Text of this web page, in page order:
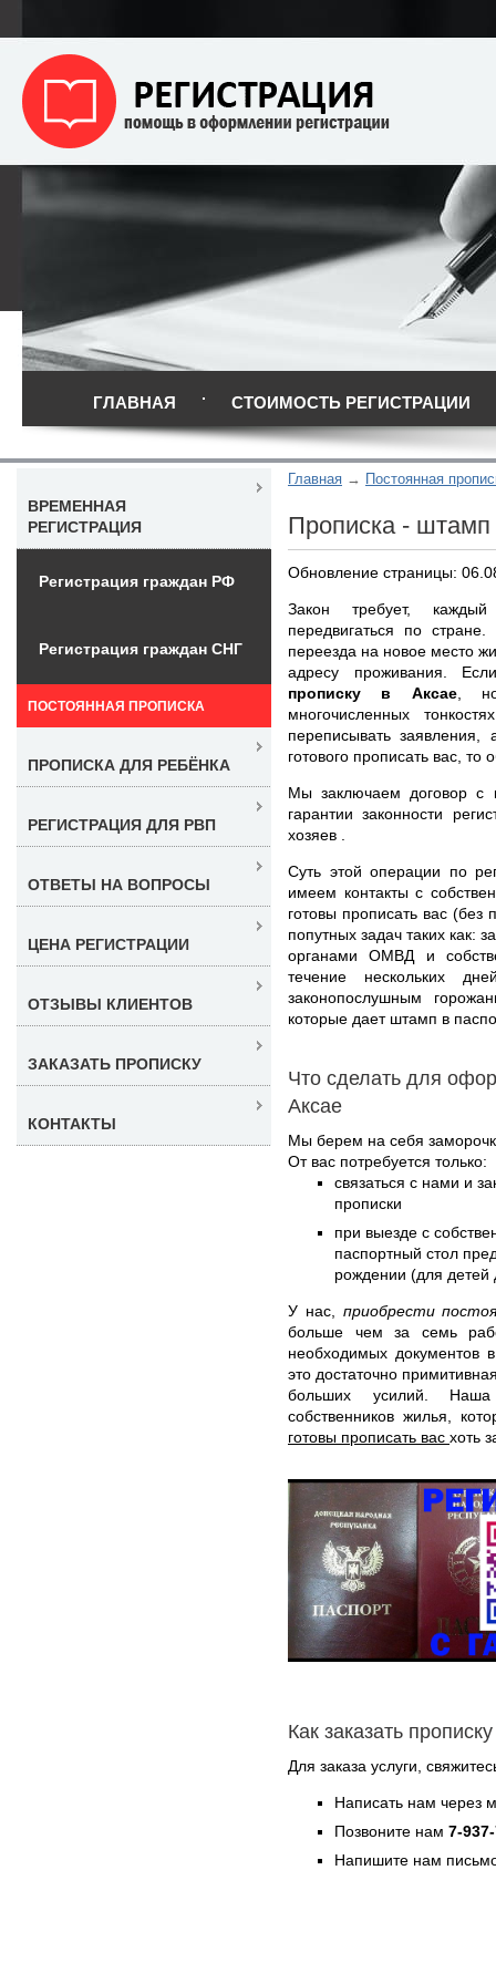
ГЛАВНАЯ СТОИМОСТЬ РЕГИСТРАЦИИ
Главная Постоянная
Прописка - штамп
Обновление страницы:
Закон требует,
передвигаться по
переезда на новое место
адресу проживания.
прописку в Аксае, но
многочисленных
переписывать
готового прописать вас, то
Мы заключаем договор с
гарантии законности
хозяев .
Суть этой операции по
имеем контакты с
готовы прописать вас
попутных задач таких как:
органами ОМВД и
течение нескольких
законопослушным
которые дает штамп в
Что сделать для
Аксае
Мы берем на себя
От вас потребуется только:
связаться с нами и
прописки
при выезде с
паспортный стол
рождении (для детей
У нас, приобрести
больше чем за семь
необходимых документов
это достаточно
больших усилий.
собственников жилья,
готовы прописать вас хоть
Как заказать
Для заказа услуги,
Написать нам через
Позвоните нам 7-
Напишите нам
ВРЕМЕННАЯ
РЕГИСТРАЦИЯ
Регистрация граждан РФ
Регистрация граждан СНГ
ПОСТОЯННАЯ ПРОПИСКА
ПРОПИСКА ДЛЯ РЕБЁНКА
РЕГИСТРАЦИЯ ДЛЯ РВП
ОТВЕТЫ НА ВОПРОСЫ
ЦЕНА РЕГИСТРАЦИИ
ОТЗЫВЫ КЛИЕНТОВ
ЗАКАЗАТЬ ПРОПИСКУ
КОНТАКТЫ